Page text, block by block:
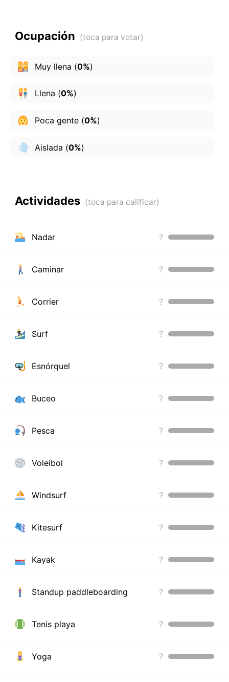
Ocupación
Muy llena (0%)
Llena (0%)
Poca gente(0%)
Aislada (0%)
Actividades
Nadar ?
Caminar ?
Corrier ?
Surf ?
Esnórquel ?
Buceo ?
Pesca ?
Voleibol ?
Windsurf ?
Kitesurf ?
Kayak ?
Standup paddleboarding ?
Tenis playa ?
Yoga ?